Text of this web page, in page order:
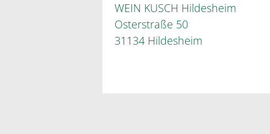
WEIN KUSCH Hildesheim
Osterstraße 50
31134 Hildesheim